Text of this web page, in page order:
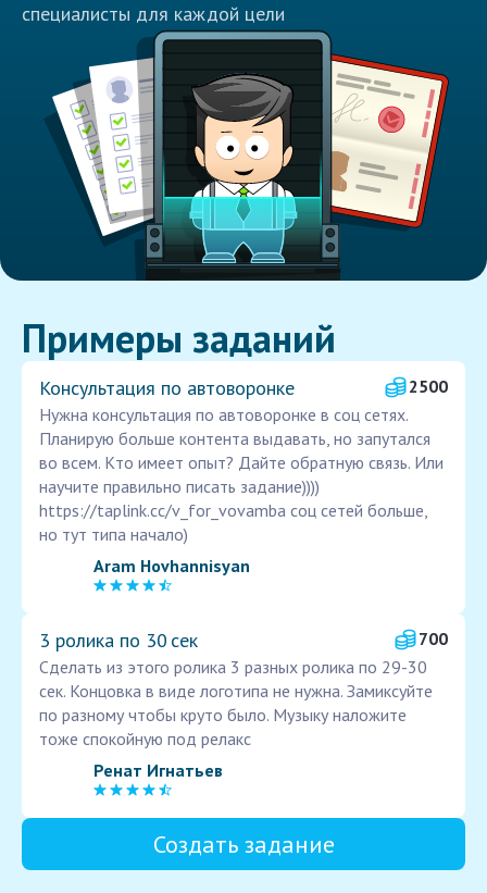
специалисты для каждой цели
Примеры заданий
Консультация по автоворонке
2500
Нужна консультация по автоворонке в соц сетях.
Планирую больше контента выдавать, но запутался
во всем. Кто имеет опыт? Дайте обратную связь. Или
научите правильно писать задание))))
https://taplink.cc/v_for_vovamba соц сетей больше,
но тут типа начало)
Aram Hovhannisyan
3 ролика по 30 сек
700
Сделать из этого ролика 3 разных ролика по 29-30
сек. Концовка в виде логотипа не нужна. Замиксуйте
по разному чтобы круто было. Музыку наложите
тоже спокойную под релакс
Ренат Игнатьев
Создать задание